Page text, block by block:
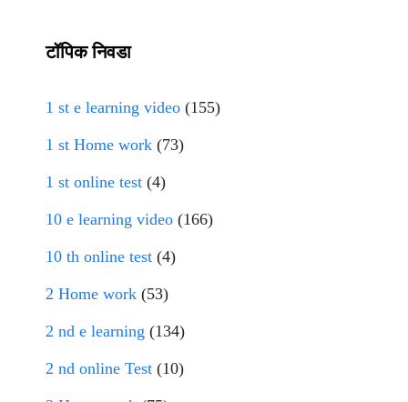
टॉपिक निवडा
1 st e learning video (155)
1 st Home work (73)
1 st online test (4)
10 e learning video (166)
10 th online test (4)
2 Home work (53)
2 nd e learning (134)
2 nd online Test (10)